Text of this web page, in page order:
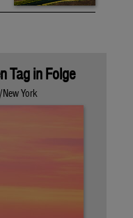
Tag in Folge
York